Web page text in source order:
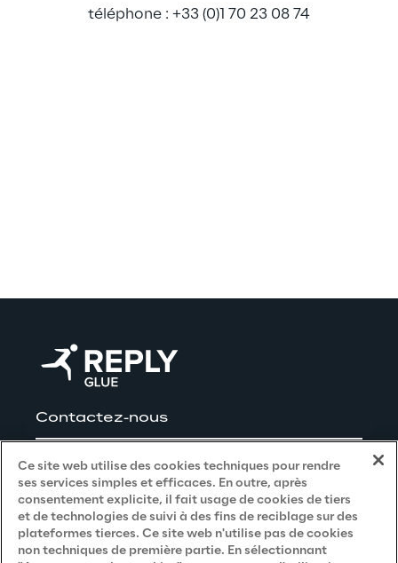
téléphone : +33 (0)1 70 23 08 74
Contactez-nous
Carrières
Privacy and Legal
Ce site web utilise des cookies techniques pour rendre
ses services simples et efficaces. En outre, après
consentement explicite, il fait usage de cookies de tiers
et de technologies de suivi à des fins de reciblage sur des
plateformes tierces. Ce site web n'utilise pas de cookies
non techniques de première partie. En sélectionnant